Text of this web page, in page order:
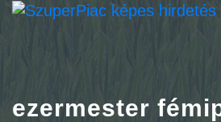
ezermester